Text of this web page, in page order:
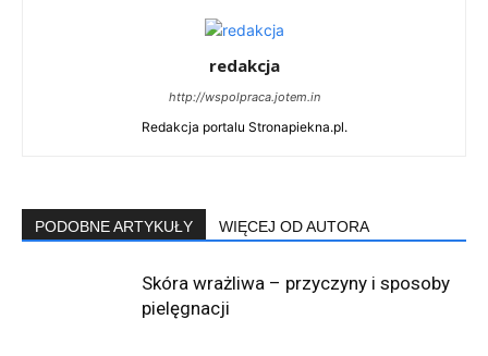
redakcja
http://wspolpraca.jotem.in
Redakcja portalu Stronapiekna.pl.
PODOBNE ARTYKUŁY WIĘCEJ OD AUTORA
Skóra wrażliwa – przyczyny i sposoby
pielęgnacji